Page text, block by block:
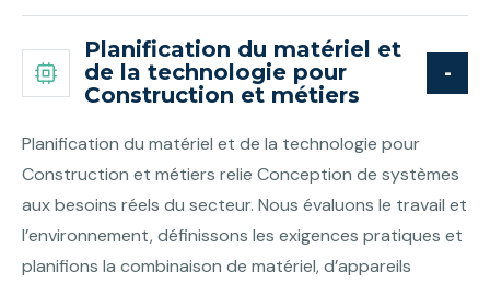
Planification du matériel et
de la technologie pour
Construction et métiers
Planification du matériel et de la technologie pour
Construction et métiers relie Conception de systèmes
aux besoins réels du secteur. Nous évaluons le travail et
l’environnement, définissons les exigences pratiques et
planifions la combinaison de matériel, d’appareils